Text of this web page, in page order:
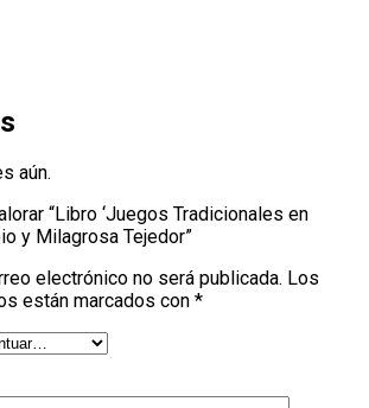
aún.
“Libro ‘Juegos Tradicionales en
y Milagrosa Tejedor”
electrónico no será publicada. Los
están marcados con *